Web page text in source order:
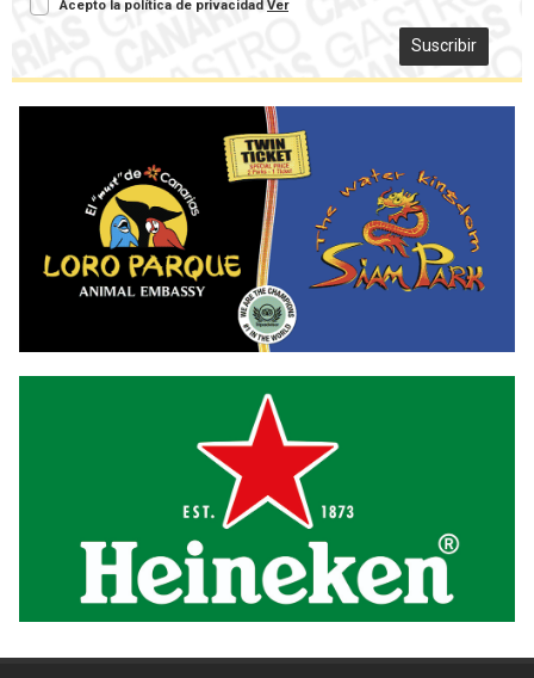
Acepto la política de privacidad Ver
Suscribir